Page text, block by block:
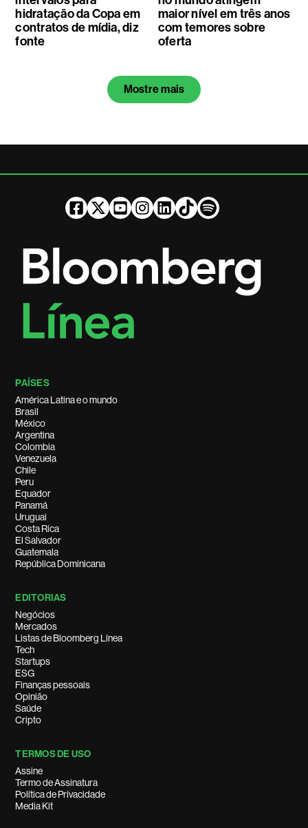
hidratação da Copa em
contratos de mídia, diz
fonte
maior nível em três anos
com temores sobre
oferta
Mostre mais
PAÍSES
América Latina e o mundo
Brasil
México
Argentina
Colombia
Venezuela
Chile
Peru
Equador
Panamá
Uruguai
Costa Rica
El Salvador
Guatemala
República Dominicana
EDITORIAS
Negócios
Mercados
Listas de Bloomberg Línea
Tech
Startups
ESG
Finanças pessoais
Opinião
Saúde
Cripto
TERMOS DE USO
Assine
Termo de Assinatura
Política de Privacidade
Media Kit